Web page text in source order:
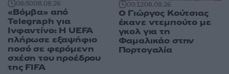
08:5008.08.26
«Βόμβα» από
Telegraph για
Ινφαντίνο: Η UEFA
πλήρωσε εξαψήφιο
ποσό σε φερόμενη
σχέση του προέδρου
της FIFA
00:1208.08.26
Ο Γιώργος Κούτσιας
έκανε ντεμπούτο με
γκολ για τη
Φαμαλικάο στην
Πορτογαλία